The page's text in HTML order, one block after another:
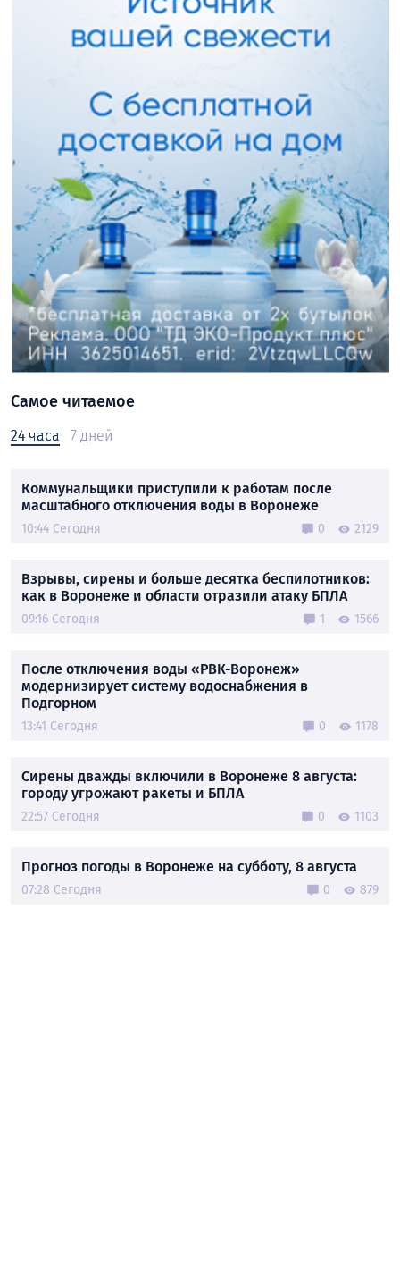
Самое читаемое
24 часа 7 дней
Коммунальщики приступили к работам после
масштабного отключения воды в Воронеже
10:44 Сегодня 0 2129
Взрывы, сирены и больше десятка беспилотников:
как в Воронеже и области отразили атаку БПЛА
09:16 Сегодня 1 1566
После отключения воды «РВК-Воронеж»
модернизирует систему водоснабжения в
Подгорном
13:41 Сегодня 0 1178
Сирены дважды включили в Воронеже 8 августа:
городу угрожают ракеты и БПЛА
22:57 Сегодня 0 1103
Прогноз погоды в Воронеже на субботу, 8 августа
07:28 Сегодня 0 879